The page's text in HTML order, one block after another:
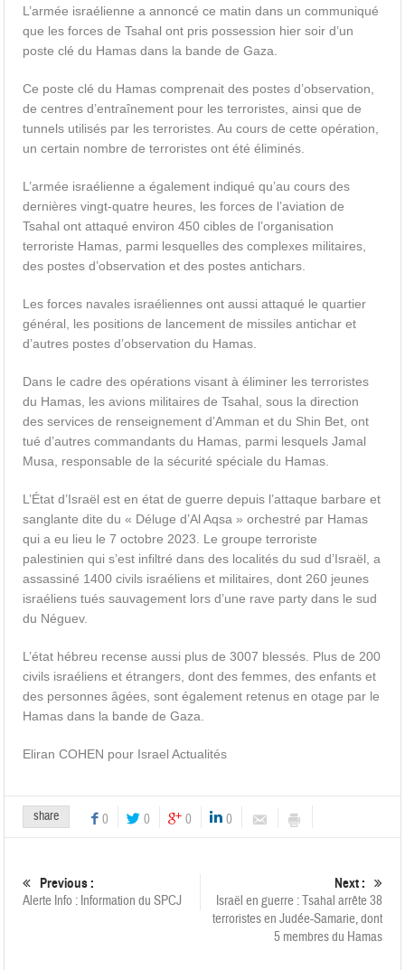
L’armée israélienne a annoncé ce matin dans un communiqué
que les forces de Tsahal ont pris possession hier soir d’un
poste clé du Hamas dans la bande de Gaza.
Ce poste clé du Hamas comprenait des postes d’observation,
de centres d’entraînement pour les terroristes, ainsi que de
tunnels utilisés par les terroristes. Au cours de cette opération,
un certain nombre de terroristes ont été éliminés.
L’armée israélienne a également indiqué qu’au cours des
dernières vingt-quatre heures, les forces de l’aviation de
Tsahal ont attaqué environ 450 cibles de l’organisation
terroriste Hamas, parmi lesquelles des complexes militaires,
des postes d’observation et des postes antichars.
Les forces navales israéliennes ont aussi attaqué le quartier
général, les positions de lancement de missiles antichar et
d’autres postes d’observation du Hamas.
Dans le cadre des opérations visant à éliminer les terroristes
du Hamas, les avions militaires de Tsahal, sous la direction
des services de renseignement d’Amman et du Shin Bet, ont
tué d’autres commandants du Hamas, parmi lesquels Jamal
Musa, responsable de la sécurité spéciale du Hamas.
L’État d’Israël est en état de guerre depuis l’attaque barbare et
sanglante dite du « Déluge d’Al Aqsa » orchestré par Hamas
qui a eu lieu le 7 octobre 2023. Le groupe terroriste
palestinien qui s’est infiltré dans des localités du sud d’Israël, a
assassiné 1400 civils israéliens et militaires, dont 260 jeunes
israéliens tués sauvagement lors d’une rave party dans le sud
du Néguev.
L’état hébreu recense aussi plus de 3007 blessés. Plus de 200
civils israéliens et étrangers, dont des femmes, des enfants et
des personnes âgées, sont également retenus en otage par le
Hamas dans la bande de Gaza.
Eliran COHEN pour Israel Actualités
share 0 0 0 0
Previous :
Alerte Info : Information du SPCJ
Next :
Israël en guerre : Tsahal arrête 38
terroristes en Judée-Samarie, dont
5 membres du Hamas